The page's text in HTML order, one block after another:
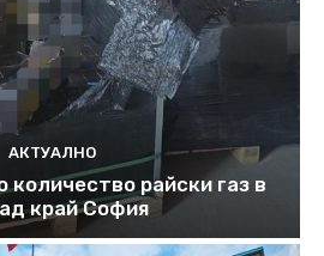
АКТУАЛНО
количество райски газ в
край София